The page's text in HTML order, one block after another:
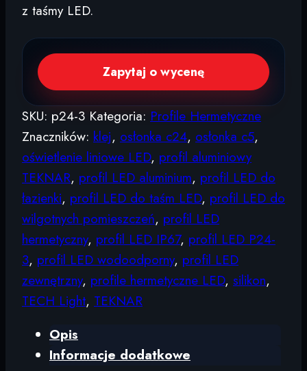
z taśmy LED.
Zapytaj o wycenę
SKU: p24-3 Kategoria: Profile Hermetyczne
Znaczników: klej, osłonka c24, osłonka c5,
oświetlenie liniowe LED, profil aluminiowy
TEKNAR, profil LED aluminium, profil LED do
łazienki, profil LED do taśm LED, profil LED do
wilgotnych pomieszczeń, profil LED
hermetyczny, profil LED IP67, profil LED P24-
3, profil LED wodoodporny, profil LED
zewnętrzny, profile hermetyczne LED, silikon,
TECH Light, TEKNAR
Opis
Informacje dodatkowe